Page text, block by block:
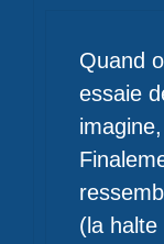
Quand
essaie
(la